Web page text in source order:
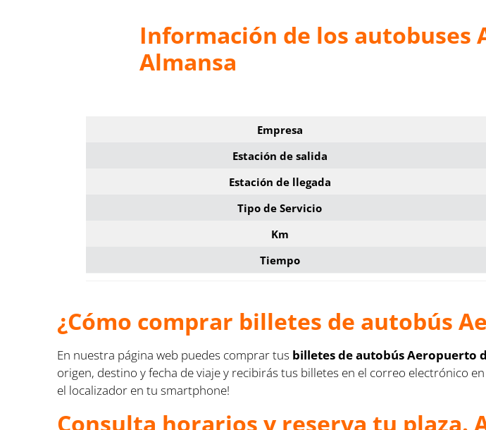
Información de los autobuses
Almansa
Empresa
Estación de salida
Estación de llegada
Tipo de Servicio
Km
Tiempo
¿Cómo comprar billetes de autobús
En nuestra página web puedes comprar tus billetes de autobús Aeropuerto
origen, destino y fecha de viaje y recibirás tus billetes en el correo electrónico
el localizador en tu smartphone!
Consulta horarios y reserva tu plaza.